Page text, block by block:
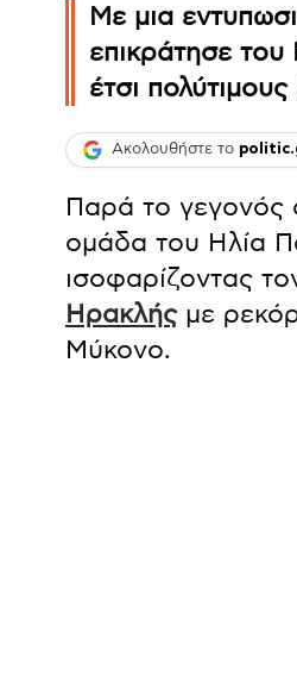
Με μια
επικράτησε
έτσι
Ακολουθήστε το
Παρά το γεγονός
ομάδα του Ηλία
ισοφαρίζοντας
Ηρακλήςμε ρεκόρ
Μύκονο.